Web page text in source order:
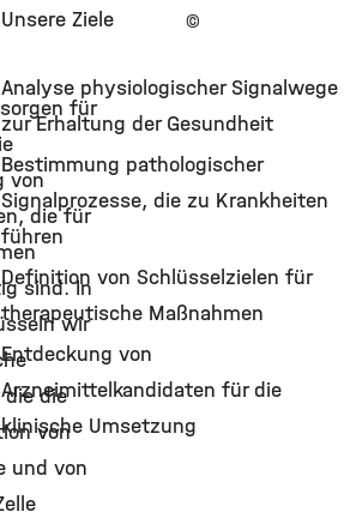
für
von
die für
sind. In
wir
die die
von
und von
Unsere Ziele
Analyse physiologischer Signalwege
zur Erhaltung der Gesundheit
Bestimmung pathologischer
Signalprozesse, die zu Krankheiten
führen
Definition von Schlüsselzielen für
therapeutische Maßnahmen
Entdeckung von
Arzneimittelkandidaten für die
klinische Umsetzung
©